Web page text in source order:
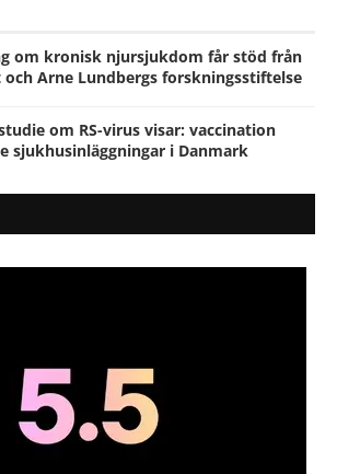
om kronisk njursjukdom får stöd från
Arne Lundbergs forskningsstiftelse
om RS-virus visar: vaccination
sjukhusinläggningar i Danmark